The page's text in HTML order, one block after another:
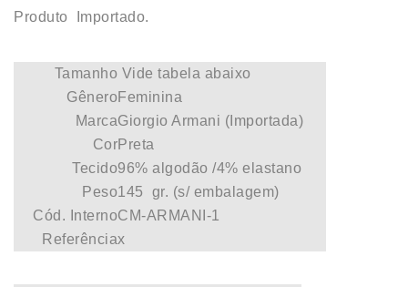
Produto Importado.
Tamanho Vide tabela abaixo
Gênero Feminina
MarcaGiorgio Armani (Importada)
CorPreta
Tecido96% algodão /4% elastano
Peso145 gr. (s/ embalagem)
Cód. InternoCM-ARMANI-1
Referênciax